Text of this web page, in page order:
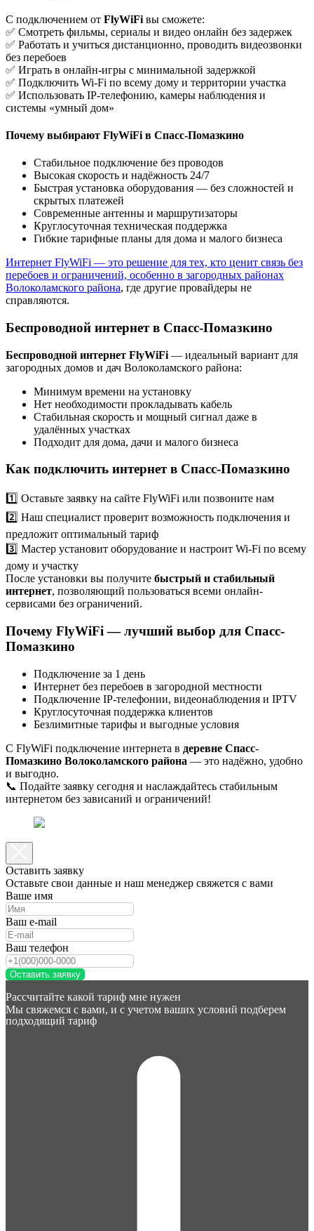
С подключением от FlyWiFi вы сможете:
✅ Смотреть фильмы, сериалы и видео онлайн без задержек
✅ Работать и учиться дистанционно, проводить видеозвонки
без перебоев
✅ Играть в онлайн-игры с минимальной задержкой
✅ Подключить Wi-Fi по всему дому и территории участка
✅ Использовать IP-телефонию, камеры наблюдения и
системы «умный дом»
Почему выбирают FlyWiFi в Спасс-Помазкино
Стабильное подключение без проводов
Высокая скорость и надёжность 24/7
Быстрая установка оборудования — без сложностей и
скрытых платежей
Современные антенны и маршрутизаторы
Круглосуточная техническая поддержка
Гибкие тарифные планы для дома и малого бизнеса
Интернет FlyWiFi — это решение для тех, кто ценит связь без
перебоев и ограничений, особенно в загородных районах
Волоколамского района, где другие провайдеры не
справляются.
Беспроводной интернет в Спасс-Помазкино
Беспроводной интернет FlyWiFi — идеальный вариант для
загородных домов и дач Волоколамского района:
Минимум времени на установку
Нет необходимости прокладывать кабель
Стабильная скорость и мощный сигнал даже в
удалённых участках
Подходит для дома, дачи и малого бизнеса
Как подключить интернет в Спасс-Помазкино
1️⃣ Оставьте заявку на сайте FlyWiFi или позвоните нам
2️⃣ Наш специалист проверит возможность подключения и
предложит оптимальный тариф
3️⃣ Мастер установит оборудование и настроит Wi-Fi по всему
дому и участку
После установки вы получите быстрый и стабильный
интернет, позволяющий пользоваться всеми онлайн-
сервисами без ограничений.
Почему FlyWiFi — лучший выбор для Спасс-
Помазкино
Подключение за 1 день
Интернет без перебоев в загородной местности
Подключение IP-телефонии, видеонаблюдения и IPTV
Круглосуточная поддержка клиентов
Безлимитные тарифы и выгодные условия
С FlyWiFi подключение интернета в деревне Спасс-
Помазкино Волоколамского района — это надёжно, удобно
и выгодно.
📞 Подайте заявку сегодня и наслаждайтесь стабильным
интернетом без зависаний и ограничений!
Оставить заявку
Оставьте свои данные и наш менеджер свяжется с вами
Ваше имя
Ваш e-mail
Ваш телефон
Оставить заявку
Рассчитайте какой тариф мне нужен
Мы свяжемся с вами, и с учетом ваших условий подберем
подходящий тариф